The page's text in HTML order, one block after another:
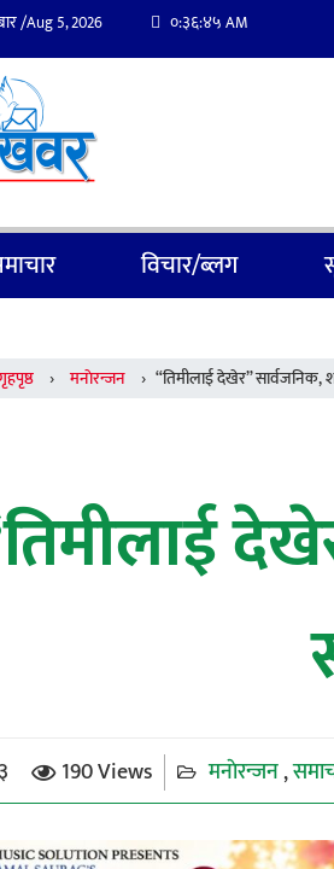
/Aug 5, 2026 ०:३६:४६AM
विचार/ब्लग
› मनाेरन्जन › “तिमीलाई देखेर” सार्वजनिक,
190 Views मनाेरन्जन